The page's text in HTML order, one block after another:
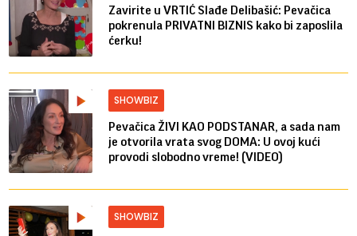
Zavirite u VRTIĆ Slađe Delibašić: Pevačica
pokrenula PRIVATNI BIZNIS kako bi zaposlila
ćerku!
SHOWBIZ
Pevačica ŽIVI KAO PODSTANAR, a sada nam
je otvorila vrata svog DOMA: U ovoj kući
provodi slobodno vreme! (VIDEO)
SHOWBIZ